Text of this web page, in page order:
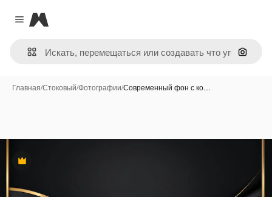
Close menu
Magnific
Поиск
Главная/Стоковый/Фотографии/Современный фон с ко…
Премиум